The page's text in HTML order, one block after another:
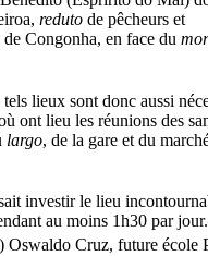
reduto de pêcheurs et
de Congonha, en face du
lieux sont donc aussi
ont lieu les réunions des
largo, de la gare et du
investir le lieu
au moins 1h30 par
Oswaldo Cruz, future école